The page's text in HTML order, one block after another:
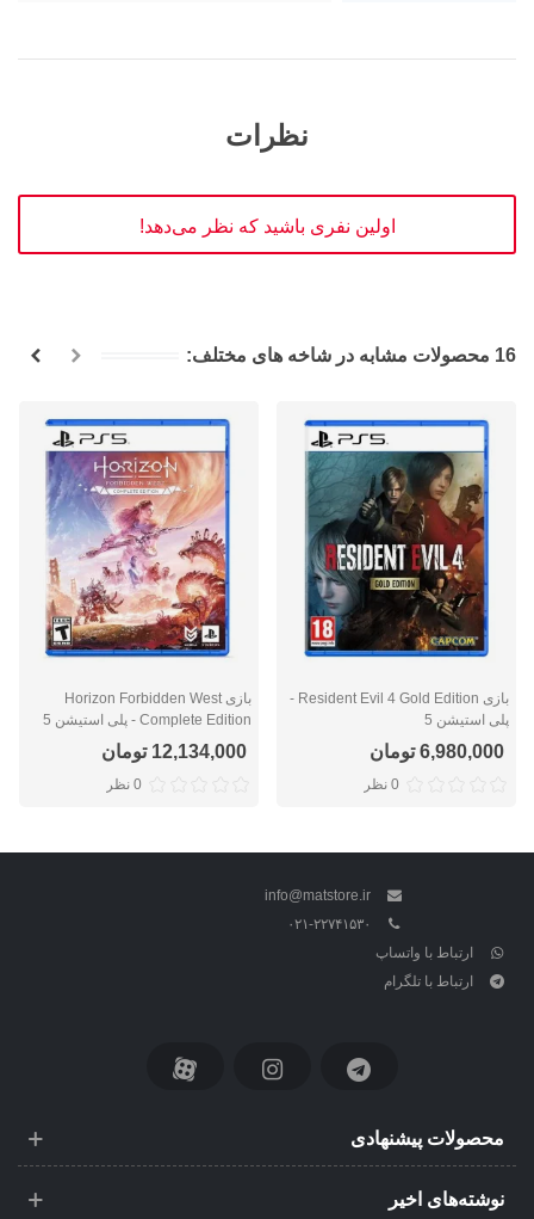
نظرات
اولین نفری باشید که نظر می‌دهد!
16 محصولات مشابه در شاخه های مختلف:
بازی Resident Evil 4 Gold Edition -
پلی استیشن 5
6,980,000 تومان
0 نظر
بازی Horizon Forbidden West
Complete Edition - پلی استیشن 5
12,134,000 تومان
0 نظر
info@matstore.ir
۰۲۱-۲۲۷۴۱۵۳۰
ارتباط با واتساپ
ارتباط با تلگرام
محصولات پیشنهادی
نوشته‌های اخیر